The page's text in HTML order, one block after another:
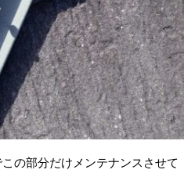
の部分だけメンテナンスさせて